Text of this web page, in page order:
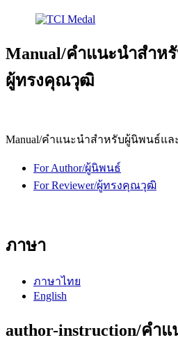
Manual/คำแนะนำสำห
ผู้ทรงคุณวุฒิ
Manual/คำแนะนำสำหรับผู้นิพนธ์แ
For Author/ผู้นิพนธ์
For Reviewer/ผู้ทรงคุณวุฒิ
ภาษา
ภาษาไทย
English
author-instruction/คำแ